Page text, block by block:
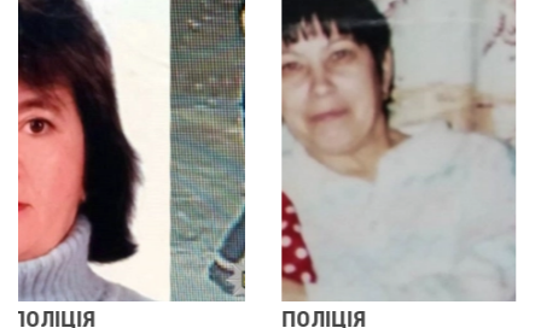
ПОЛІЦІЯ У ПОЛТАВСЬКІЙ